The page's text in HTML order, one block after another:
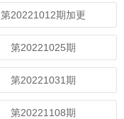
第20221012期加更
第20221025期
第20221031期
第20221108期